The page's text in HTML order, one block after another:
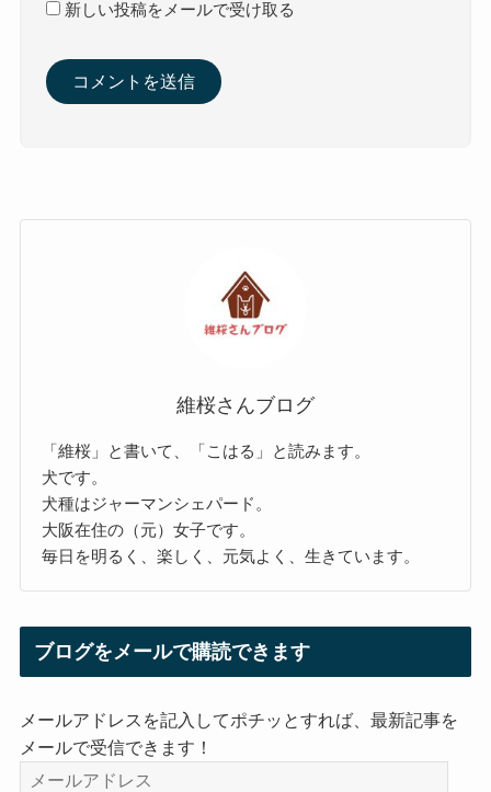
新しい投稿をメールで受け取る
維桜さんブログ
「維桜」と書いて、「こはる」と読みます。
犬です。
犬種はジャーマンシェパード。
大阪在住の（元）女子です。
毎日を明るく、楽しく、元気よく、生きています。
ブログをメールで購読できます
メールアドレスを記入してポチッとすれば、最新記事を
メールで受信できます！
メ